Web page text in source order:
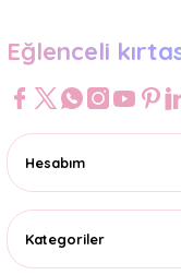
Eğlenceli
Hesabım
Kategoriler